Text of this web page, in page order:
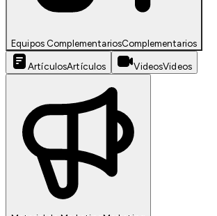
Equipos ComplementariosComplementarios
ArtículosArtículos VideosVideos